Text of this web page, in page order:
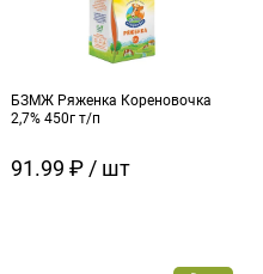
БЗМЖ Ряженка Кореновочка
2,7% 450г т/п
91.99 ₽ / шт